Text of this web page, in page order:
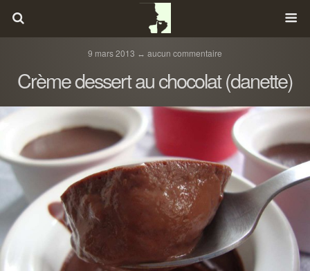
9 mars 2013 ↔ aucun commentaire
Crème dessert au chocolat (danette)